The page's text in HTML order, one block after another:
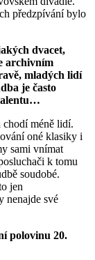
předzpívání bylo
dvacet,
archivním
mladých lidí
je často
chodí méně lidí.
oné klasiky i
sami vnímat
k tomu
soudobé.
jen
nenajde své
polovinu 20.